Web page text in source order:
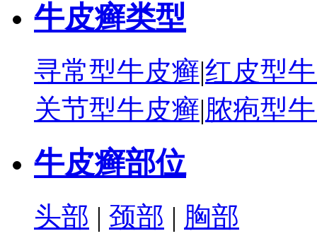
牛皮癣类型
寻常型牛皮癣|红皮型
关节型牛皮癣|脓疱型
牛皮癣部位
头部 | 颈部 | 胸部